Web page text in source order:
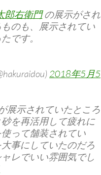
郎右衛門の展示がされ
のも、展示されてい
です。
2018年5月5
展示されていたところ
を再活用して疲れに
って舗装されてい
事にしていたのだろ
レでいい雰囲気でし